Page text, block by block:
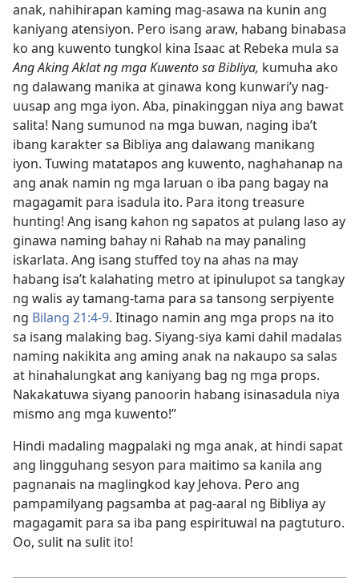
anak, nahihirapan kaming mag-asawa na kunin ang
kaniyang atensiyon. Pero isang araw, habang binabasa
ko ang kuwento tungkol kina Isaac at Rebeka mula sa
Ang Aking Aklat ng mga Kuwento sa Bibliya, kumuha ako
ng dalawang manika at ginawa kong kunwari’y nag-
uusap ang mga iyon. Aba, pinakinggan niya ang bawat
salita! Nang sumunod na mga buwan, naging iba’t
ibang karakter sa Bibliya ang dalawang manikang
iyon. Tuwing matatapos ang kuwento, naghahanap na
ang anak namin ng mga laruan o iba pang bagay na
magagamit para isadula ito. Para itong treasure
hunting! Ang isang kahon ng sapatos at pulang laso ay
ginawa naming bahay ni Rahab na may panaling
iskarlata. Ang isang stuffed toy na ahas na may
habang isa’t kalahating metro at ipinulupot sa tangkay
ng walis ay tamang-tama para sa tansong serpiyente
ng Bilang 21:4-9. Itinago namin ang mga props na ito
sa isang malaking bag. Siyang-siya kami dahil madalas
naming nakikita ang aming anak na nakaupo sa salas
at hinahalungkat ang kaniyang bag ng mga props.
Nakakatuwa siyang panoorin habang isinasadula niya
mismo ang mga kuwento!”
Hindi madaling magpalaki ng mga anak, at hindi sapat
ang lingguhang sesyon para maitimo sa kanila ang
pagnanais na maglingkod kay Jehova. Pero ang
pampamilyang pagsamba at pag-aaral ng Bibliya ay
magagamit para sa iba pang espirituwal na pagtuturo.
Oo, sulit na sulit ito!